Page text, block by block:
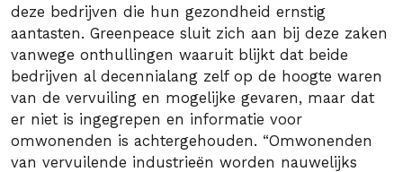
deze bedrijven die hun gezondheid ernstig
aantasten. Greenpeace sluit zich aan bij deze zaken
vanwege onthullingen waaruit blijkt dat beide
bedrijven al decennialang zelf op de hoogte waren
van de vervuiling en mogelijke gevaren, maar dat
er niet is ingegrepen en informatie voor
omwonenden is achtergehouden. “Omwonenden
van vervuilende industrieën worden nauwelijks